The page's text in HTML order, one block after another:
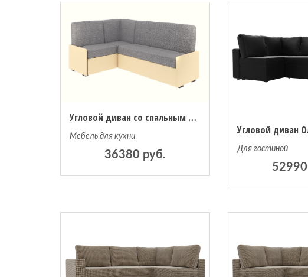
Угловой диван со спальным местом Комфорт велюр Yuma 01/эко-кожа бежевая
Мебель для кухни
36380 руб.
Для гостиной